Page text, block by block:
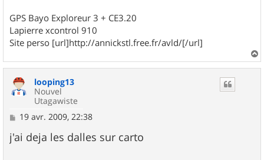
GPS Bayo Exploreur 3 + CE3.20
Lapierre xcontrol 910
Site perso [url]http://annickstl.free.fr/avld/[/url]
a
looping13
Nouvel
Utagawiste
M
s
s
19 avr. 2009, 22:38
j'ai deja les dalles sur carto